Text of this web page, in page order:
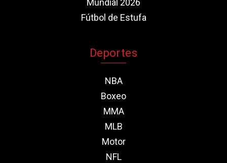
Mundial 2026
Fútbol de Estufa
Deportes
NBA
Boxeo
MMA
MLB
Motor
NFL